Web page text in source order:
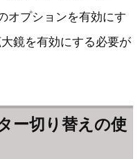
オプションを有効にす
鏡を有効にする必要が
ー切り替えの使